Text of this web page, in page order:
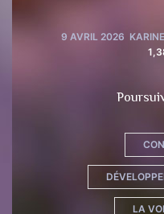
9 AVRIL 2026
LA